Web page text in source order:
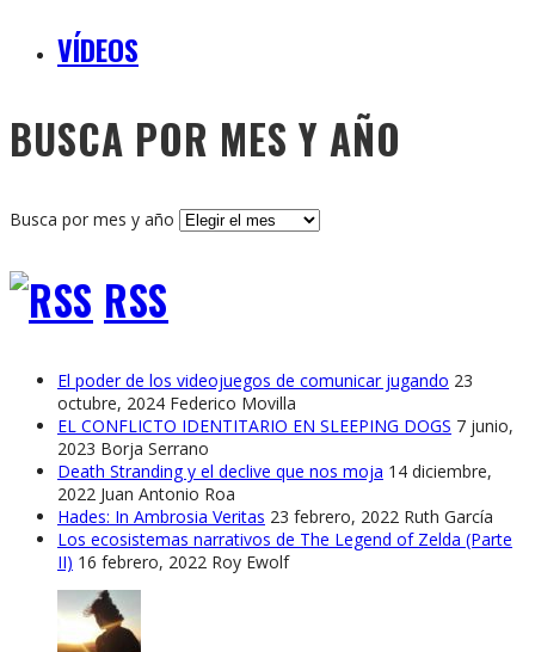
VÍDEOS
BUSCA POR MES Y AÑO
Busca por mes y año
RSS
El poder de los videojuegos de comunicar jugando 23
octubre, 2024 Federico Movilla
EL CONFLICTO IDENTITARIO EN SLEEPING DOGS 7 junio,
2023 Borja Serrano
Death Stranding y el declive que nos moja 14 diciembre,
2022 Juan Antonio Roa
Hades: In Ambrosia Veritas 23 febrero, 2022 Ruth García
Los ecosistemas narrativos de The Legend of Zelda (Parte
II) 16 febrero, 2022 Roy Ewolf